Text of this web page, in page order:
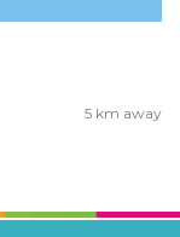
5 km away